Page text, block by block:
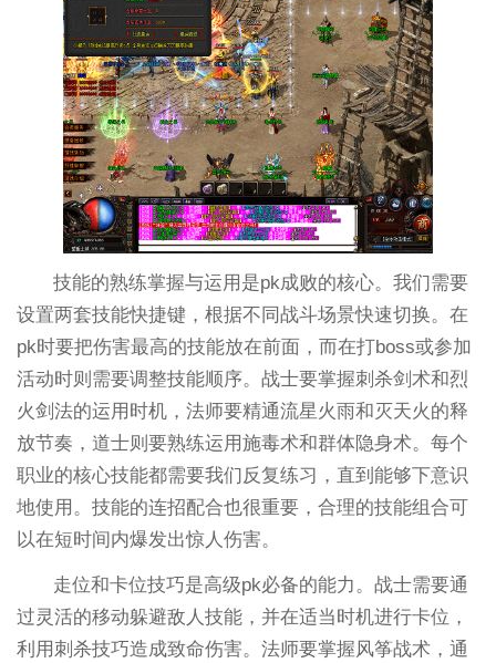
技能的熟练掌握与运用是pk成败的核心。我们需要
设置两套技能快捷键，根据不同战斗场景快速切换。在
pk时要把伤害最高的技能放在前面，而在打boss或参加
活动时则需要调整技能顺序。战士要掌握刺杀剑术和烈
火剑法的运用时机，法师要精通流星火雨和灭天火的释
放节奏，道士则要熟练运用施毒术和群体隐身术。每个
职业的核心技能都需要我们反复练习，直到能够下意识
地使用。技能的连招配合也很重要，合理的技能组合可
以在短时间内爆发出惊人伤害。
走位和卡位技巧是高级pk必备的能力。战士需要通
过灵活的移动躲避敌人技能，并在适当时机进行卡位，
利用刺杀技巧造成致命伤害。法师要掌握风筝战术，通